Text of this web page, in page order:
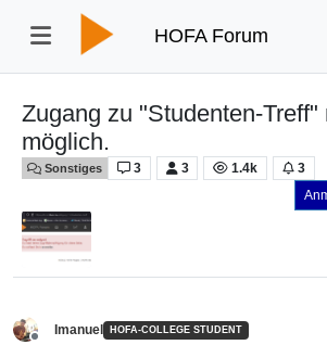
HOFA Forum
Zugang zu "Studenten-Treff"
möglich.
Sonstiges 3 3 1.4k
3
Imanuel HOFA-COLLEGE STUDENT